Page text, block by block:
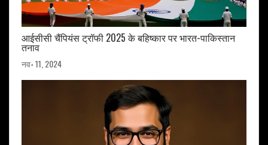
आईसीसी चैंपियंस ट्रॉफी 2025 के बहिष्कार पर भारत-पाकिस्तान
तनाव
नव॰ 11, 2024